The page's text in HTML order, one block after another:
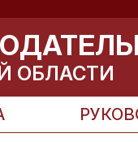
ОБЛАСТИ